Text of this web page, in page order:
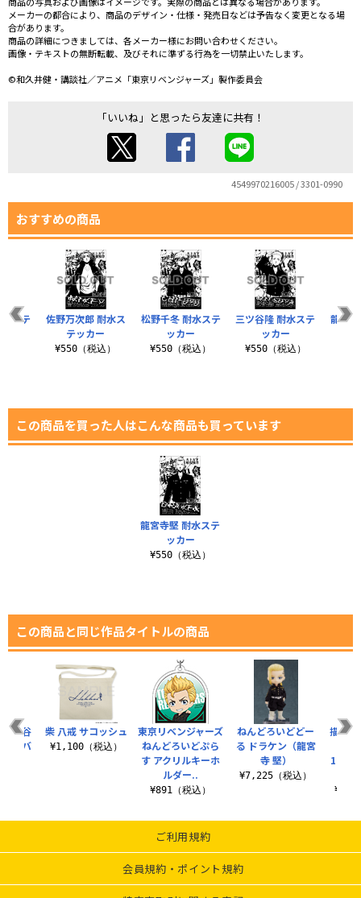
メーカーの都合により、商品のデザイン・仕様・発売日などは予告なく変更となる場
合があります。
商品の詳細につきましては、各メーカー様にお問い合わせください。
画像・テキストの無断転載、及びそれに準ずる行為を一切禁止いたします。
©和久井健・講談社／アニメ「東京リベンジャーズ」製作委員会
「いいね」と思ったら友達に共有！
4549970216005 / 3301-0990
おすすめの商品
松野千冬 耐水ステ
ッカー
¥550（税込）
三ツ谷隆 耐水ステ
ッカー
¥550（税込）
龍宮
ステ
佐野万次郎 耐水ス
テッカー
¥550（税込）
この商品を買った人はこんな商品も買っています
龍宮寺堅 耐水ステ
ッカー
¥550（税込）
この商品と同じ作品タイトルの商品
東京リベンジャーズ
ねんどろいどぷら
す アクリルキーホ
ルダー..
¥891（税込）
ねんどろいどどー
る ドラケン（龍宮
寺 堅）
¥7,225（税込）
描き下
ツ谷
カバ
柴 八戒 サコッシュ
¥1,100（税込）
ご利用規約
会員規約・ポイント規約